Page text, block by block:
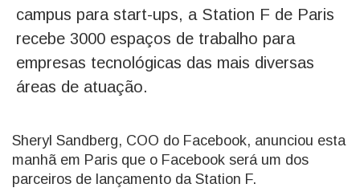
campus para start-ups, a Station F de Paris
recebe 3000 espaços de trabalho para
empresas tecnológicas das mais diversas
áreas de atuação.
Sheryl Sandberg, COO do Facebook, anunciou esta
manhã em Paris que o Facebook será um dos
parceiros de lançamento da Station F.